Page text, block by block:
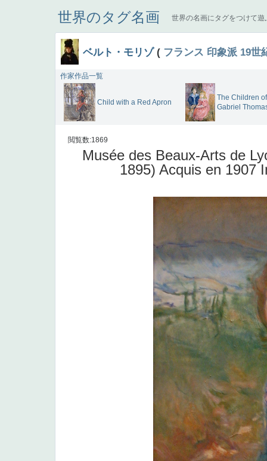
世界のタグ名画 世界の名画にタグをつけて遊
ベルト・モリゾ( フランス 印象派 19世
作家作品一覧
Child with a Red Apron
The Children of
Gabriel
閲覧数:1869
Musée des Beaux-Arts de
1895) Acquis en 1907